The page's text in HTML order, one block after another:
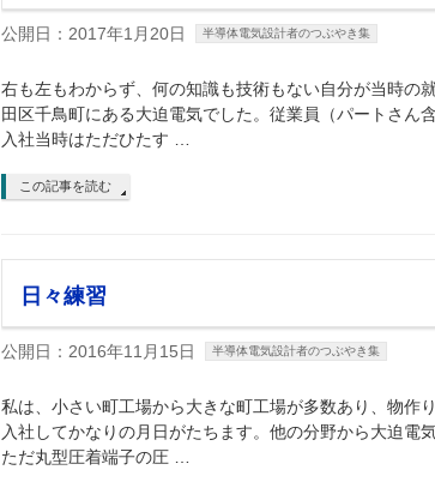
公開日：2017年1月20日 半導体電気設計者のつぶやき集
右も左もわからず、何の知識も技術もない自分が当時の
田区千鳥町にある大迫電気でした。従業員（パートさん
入社当時はただひたす …
この記事を読む
日々練習
公開日：2016年11月15日 半導体電気設計者のつぶやき集
私は、小さい町工場から大きな町工場が多数あり、物作
入社してかなりの月日がたちます。他の分野から大迫
ただ丸型圧着端子の圧 …